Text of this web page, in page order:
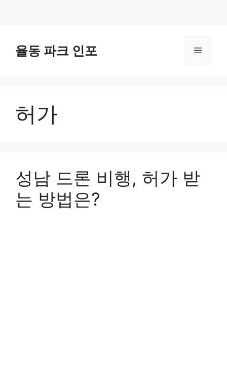
율동 파크 인포 메
허가
성남 드론 비행, 허가 받
는 방법은?